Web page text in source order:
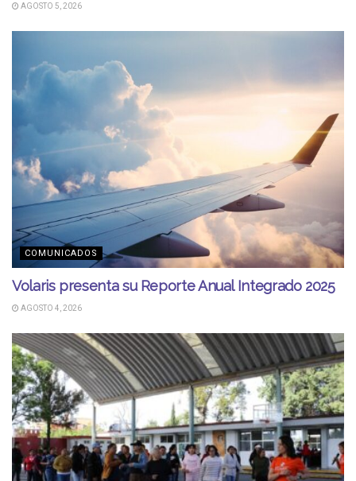
AGOSTO 5, 2026
COMUNICADOS
Volaris presenta su Reporte Anual Integrado 2025
AGOSTO 4, 2026